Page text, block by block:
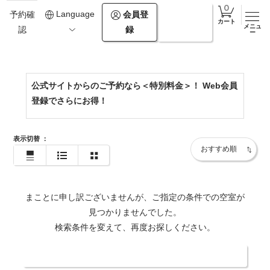
予約確
認
Language
会員登
録
カート
メニュ
ー
0154-67-2500
https://www.theforestakan.com/
公式サイトからのご予約なら＜特別料金＞！ Web会員
登録でさらにお得！
表示切替 ：
まことに申し訳ございませんが、ご指定の条件での空室が
見つかりませんでした。
検索条件を変えて、再度お探しください。